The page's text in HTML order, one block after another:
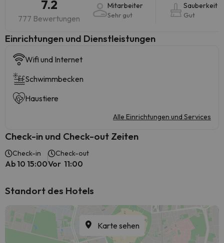
7.2
777 Bewertungen
Mitarbeiter
Sehr gut
Sauberkeit
Gut
​Einrichtungen und Dienstleistungen
Wifi und Internet
Schwimmbecken
Haustiere
Alle Einrichtungen und Services
Check-in und Check-out Zeiten
Check-in
Ab 10 15:00
Check-out
Vor 11:00
Standort des Hotels
Karte sehen